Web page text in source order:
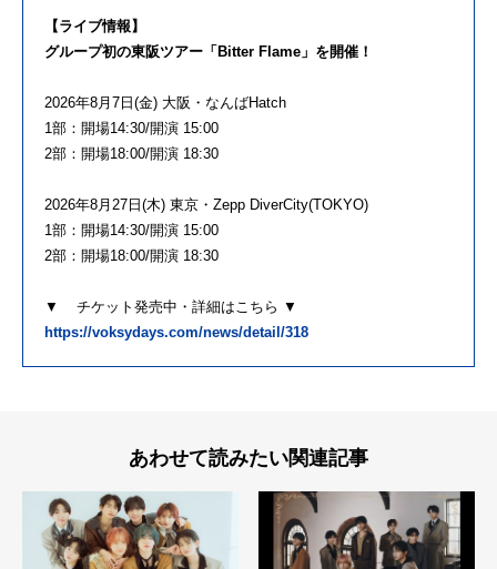
【ライブ情報】
グループ初の東阪ツアー「Bitter Flame」を開催！
2026年8月7日(金) 大阪・なんばHatch
1部：開場14:30/開演 15:00
2部：開場18:00/開演 18:30
2026年8月27日(木) 東京・Zepp DiverCity(TOKYO)
1部：開場14:30/開演 15:00
2部：開場18:00/開演 18:30
▼ チケット発売中・詳細はこちら ▼
https://voksydays.com/news/detail/318
あわせて読みたい関連記事